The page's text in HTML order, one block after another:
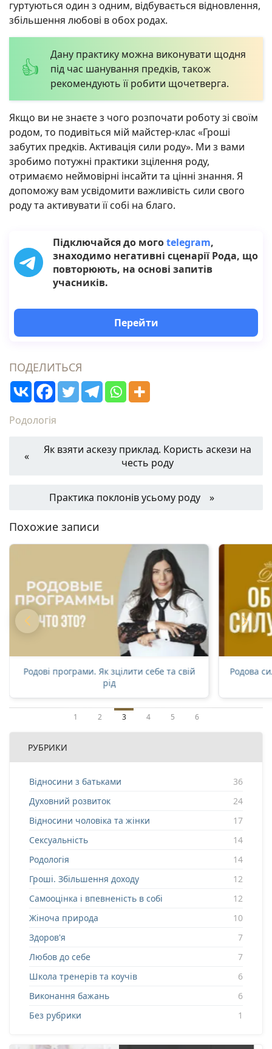
гуртуються один з одним, відбувається відновлення,
збільшення любові в обох родах.
Дану практику можна виконувати щодня
під час шанування предків, також
рекомендують її робити щочетверга.
Якщо ви не знаєте з чого розпочати роботу зі своїм
родом, то подивіться мій майстер-клас «Гроші
забутих предків. Активація сили роду». Ми з вами
зробимо потужні практики зцілення роду,
отримаємо неймовірні інсайти та цінні знання. Я
допоможу вам усвідомити важливість сили свого
роду та активувати її собі на благо.
Підключайся до могоtelegram,
знаходимо негативні сценарії Рода, що
повторюють, на основі запитів
учасників.
Перейти
ПОДЕЛИТЬСЯ
Родологія
Як взяти аскезу приклад. Користь аскези на
честь роду
Практика поклонів усьому роду
Похожие записи
Родові програми. Як зцілити себе та свій
рід
Родова
1 2 3 4 5 6
РУБРИКИ
Відносини з батьками
36
Духовний розвиток
24
Відносини чоловіка та жінки
17
Сексуальність
14
Родологія
14
Гроші. Збільшення доходу
12
Самооцінка і впевненість в собі
12
Жіноча природа
10
Здоров'я
7
Любов до себе
7
Школа тренерів та коучів
6
Виконання бажань
6
Без рубрики
1